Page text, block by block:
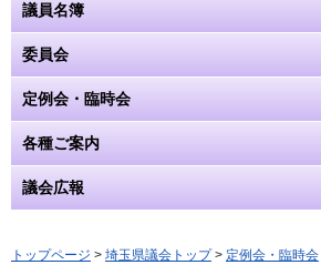
議員名簿
委員会
定例会・臨時会
各種ご案内
議会広報
トップページ > 埼玉県議会トップ> 定例会・臨時会